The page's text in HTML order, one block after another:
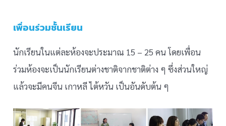
เพื่อนร่วมชั้นเรียน
นักเรียนในแต่ละห้องจะประมาณ 15 – 25 คน โดยเพื่อน
ร่วมห้องจะเป็นนักเรียนต่างชาติจากชาติต่าง ๆ ซึ่งส่วนใหญ่
แล้วจะมีคนจีน เกาหลี ไต้หวัน เป็นอันดับต้น ๆ